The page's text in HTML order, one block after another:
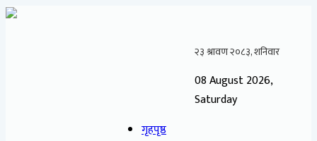
08 August 2026,
Saturday
गृहपृष्ठ